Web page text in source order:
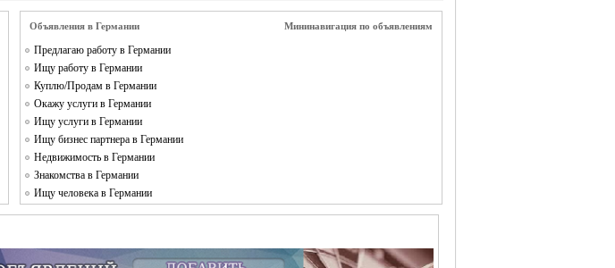
Объявления в Германии Мининавигация по объявлениям
Предлагаю работу в Германии
Ищу работу в Германии
Куплю/Продам в Германии
Окажу услуги в Германии
Ищу услуги в Германии
Ищу бизнес партнера в Германии
Недвижимость в Германии
Знакомства в Германии
Ищу человека в Германии